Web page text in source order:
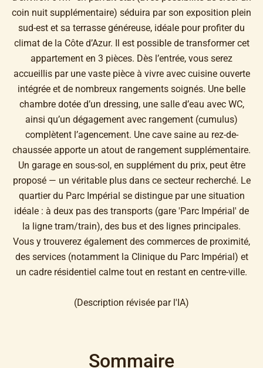
coin nuit supplémentaire) séduira par son exposition plein
sud-est et sa terrasse généreuse, idéale pour profiter du
climat de la Côte d’Azur. Il est possible de transformer cet
appartement en 3 pièces. Dès l’entrée, vous serez
accueillis par une vaste pièce à vivre avec cuisine ouverte
intégrée et de nombreux rangements soignés. Une belle
chambre dotée d’un dressing, une salle d’eau avec WC,
ainsi qu’un dégagement avec rangement (cumulus)
complètent l’agencement. Une cave saine au rez-de-
chaussée apporte un atout de rangement supplémentaire.
Un garage en sous-sol, en supplément du prix, peut être
proposé — un véritable plus dans ce secteur recherché. Le
quartier du Parc Impérial se distingue par une situation
idéale : à deux pas des transports (gare 'Parc Impérial' de
la ligne tram/train), des bus et des lignes principales.
Vous y trouverez également des commerces de proximité,
des services (notamment la Clinique du Parc Impérial) et
un cadre résidentiel calme tout en restant en centre-ville.
(Description révisée par l'IA)
Sommaire